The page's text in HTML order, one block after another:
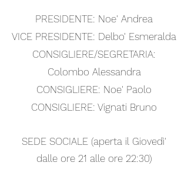
PRESIDENTE: Noe' Andrea
​VICE PRESIDENTE: Delbo' Esmeralda
CONSIGLIERE/SEGRETARIA:
Colombo Alessandra
CONSIGLIERE: Noe' Paolo
CONSIGLIERE: Vignati Bruno
SEDE SOCIALE (aperta il Giovedì'
dalle ore 21 alle ore 22:30)